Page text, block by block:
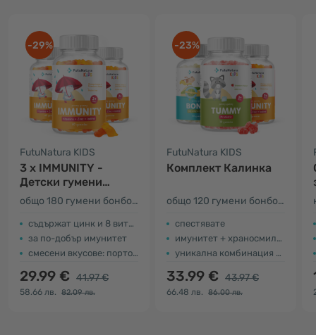
-29%
FutuNatura KIDS
3 x IMMUNITY -
Детски гумени
мечета за имунната
система
общо 180 гумени бонбона
съдържат цинк и 8 витамина
за по-добър имунитет
смесени вкусове: портокал, лимон и ягода
29.99 € 41.97 €
58.66 лв. 82.09 лв.
-23%
FutuNatura KIDS
Комплект Калинка
общо 120 гумени бонбона
спестявате
имунитет + храносмилане + кости
уникална комбинация за деца
33.99 € 43.97 €
66.48 лв. 86.00 лв.